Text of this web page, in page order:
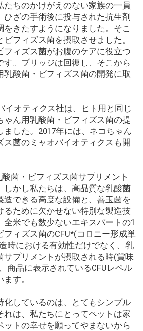
たちのかけがえのない家族の一員
ひざの手術後に投与された抗生剤
をきたすようになりました。そこ
フィズス菌を摂取させました。
フィズス菌がお腹のケアに役立つ
す。プリッジは回復し、そこから
乳酸菌・ビフィズス菌の開発に取
イオティクス社は、ヒト用と同じ
ゃん用乳酸菌・ビフィズス菌の提
ました。2017年には、ネコちゃん
ス菌のミャオバイオティクスも開
菌・ビフィズス菌サプリメント
しかし私たちは、高品質な乳酸菌
造できる高度な設備と、善玉菌を
るために欠かせない特別な製造技
全米でも数少ないエキスパートの1
フィズス菌のCFU*(コロニー形成単
時における有効性だけでなく、乳
サプリメントが摂取される時(賞味
商品に表示されているCFUレベル
す。
化しているのは、とてもシンプル
れは、私たちにとってペットは家
ットの幸せを願ってやまないから